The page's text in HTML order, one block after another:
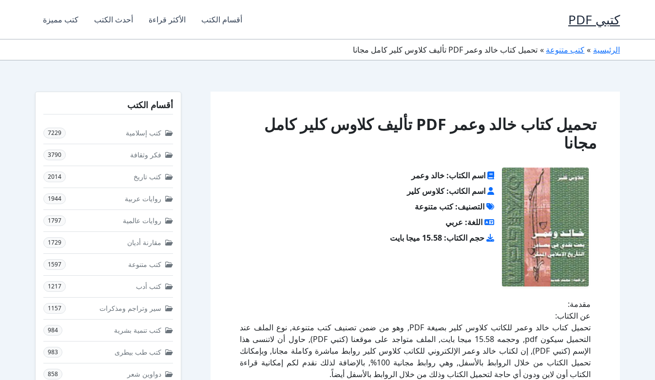
كتبي PDF أقسام الكتب الأكثر قراءة أحدث الكتب كتب مميزة
الرئيسية كتب متنوعة تحميل كتاب خالد وعمر PDF تأليف كلاوس كلير كامل مجانا
تحميل كتاب خالد وعمر PDF تأليف كلاوس كلير كامل
مجانا
اسم الكتاب: خالد وعمر
اسم الكاتب: كلاوس كلير
التصنيف: كتب متنوعة
اللغة: عربي
حجم الكتاب: 15.58 ميجا بايت
مقدمة:
عن الكتاب:
تحميل كتاب خالد وعمر للكاتب كلاوس كلير بصيغة PDF, وهو من ضمن تصنيف كتب متنوعة, نوع الملف عند
التحميل سيكون pdf, وحجمه 15.58 ميجا بايت, الملف متواجد على موقعنا (كتبي PDF), حاول أن لاتنسى هذا
الإسم (كتبي PDF), إن لكتاب خالد وعمر الإلكتروني للكاتب كلاوس كلير روابط مباشرة وكاملة مجانا, وبإمكانك
تحميل الكتاب من خلال الروابط بالأسفل, وهي روابط مجانية 100%, بالإضافة لذلك نقدم لكم إمكانية قراءة
الكتاب أون لاين ودون أي حاجة لتحميل الكتاب وذلك من خلال الروابط بالأسفل أيضاً.
أقسام الكتب
كتب إسلامية 7229
فكر وثقافة 3790
كتب تاريخ 2014
روايات عربية 1944
روايات عالمية 1797
مقارنة أديان 1729
كتب متنوعة 1597
كتب أدب 1217
سير وتراجم ومذكرات 1157
كتب تنمية بشرية 984
كتب طب بيطرى 983
دواوين شعر 858